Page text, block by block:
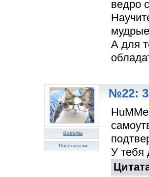
ведро
А для
BobbiNa
Посетители
№22:
У тебя